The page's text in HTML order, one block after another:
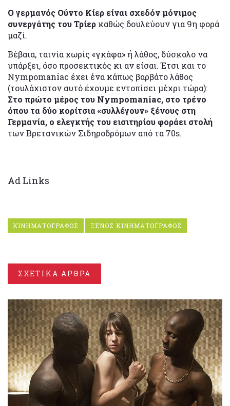
Ο γερμανός Ούντο Κίερ είναι σχεδόν μόνιμος
συνεργάτης του Τρίερ καθώς δουλεύουν για 9η φορά
μαζί.
Βέβαια, ταινία χωρίς «γκάφα» ή λάθος, δύσκολο να
υπάρξει, όσο προσεκτικός κι αν είσαι. Έτσι και το
Nympomaniac έχει ένα κάπως βαρβάτο λάθος
(τουλάχιστον αυτό έχουμε εντοπίσει μέχρι τώρα):
Στο πρώτο μέρος του Nympomaniac, στο τρένο
όπου τα δύο κορίτσια «συλλέγουν» ξένους στη
Γερμανία, ο ελεγκτής του εισιτηρίου φοράει στολή
των Βρετανικών Σιδηροδρόμων από τα 70s.
Ad Links
ΚΙΝΗΜΑΤΟΓΡΑΦΟΣ ΞΕΝΟΣ ΚΙΝΗΜΑΤΟΓΡΑΦΟΣ
ΣΧΕΤΙΚΑ ΑΡΘΡΑ